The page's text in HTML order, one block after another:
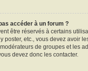
accéder à un forum ?
être réservés à certains
poster, etc., vous devez avoir
de groupes et les
devez donc les contacter.